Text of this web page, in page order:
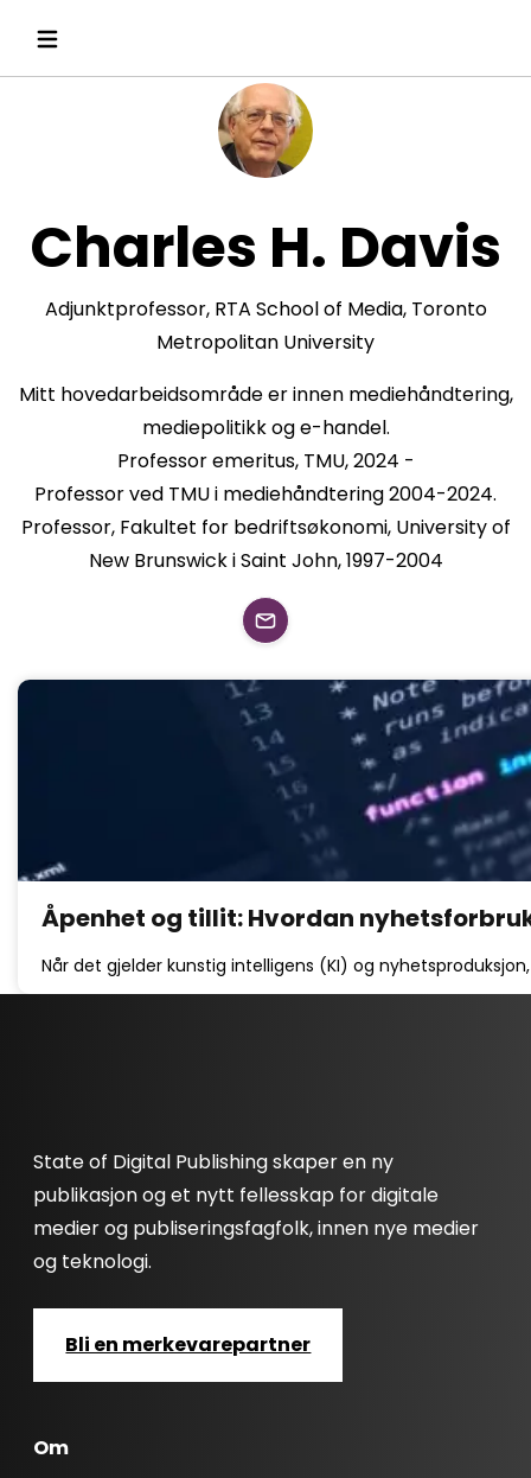
Charles H. Davis
Adjunktprofessor, RTA School of Media, Toronto
Metropolitan University
Mitt hovedarbeidsområde er innen mediehåndtering,
mediepolitikk og e-handel.
Professor emeritus, TMU, 2024 -
Professor ved TMU i mediehåndtering 2004-2024.
Professor, Fakultet for bedriftsøkonomi, University of
New Brunswick i Saint John, 1997-2004
Åpenhet og tillit: Hvordan
Når det gjelder kunstig intelligens (KI) og
State of Digital Publishing skaper en ny
publikasjon og et nytt fellesskap for digitale
medier og publiseringsfagfolk, innen nye medier
og teknologi.
Bli en merkevarepartner
Om